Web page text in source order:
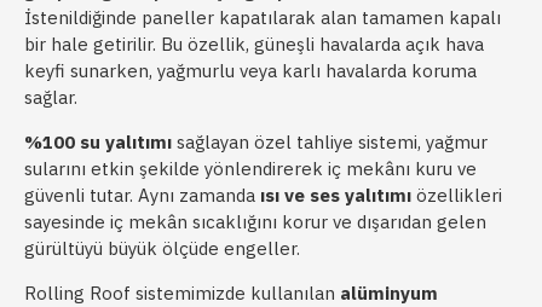
İstenildiğinde paneller kapatılarak alan tamamen kapalı
bir hale getirilir. Bu özellik, güneşli havalarda açık hava
keyfi sunarken, yağmurlu veya karlı havalarda koruma
sağlar.
%100 su yalıtımı sağlayan özel tahliye sistemi, yağmur
sularını etkin şekilde yönlendirerek iç mekânı kuru ve
güvenli tutar. Aynı zamanda ısı ve ses yalıtımı özellikleri
sayesinde iç mekân sıcaklığını korur ve dışarıdan gelen
gürültüyü büyük ölçüde engeller.
Rolling Roof sistemimizde kullanılan alüminyum